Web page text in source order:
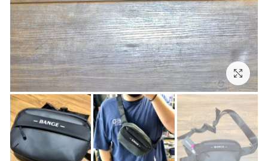
بزرگنمایی تصویر